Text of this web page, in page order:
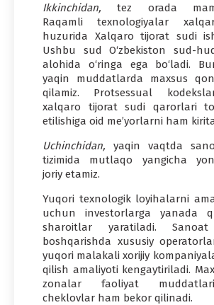
Ikkinchidan,tez orada
Raqamli texnologiyalar
huzurida Xalqaro tijorat sudi
Ushbu sud O‘zbekiston sud-
alohida o‘ringa ega bo‘ladi.
yaqin muddatlarda maxsus
qilamiz. Protsessual
xalqaro tijorat sudi qarorlari
etilishiga oid me’yorlarni ham
Uchinchidan, yaqin vaqtda
tizimida mutlaqo yangicha
joriy etamiz.
Yuqori texnologik loyihalarni
uchun investorlarga yanada
sharoitlar yaratiladi.
boshqarishda xususiy
yuqori malakali xorijiy
qilish amaliyoti kengaytiriladi.
zonalar faoliyat
cheklovlar ham bekor qilinadi.